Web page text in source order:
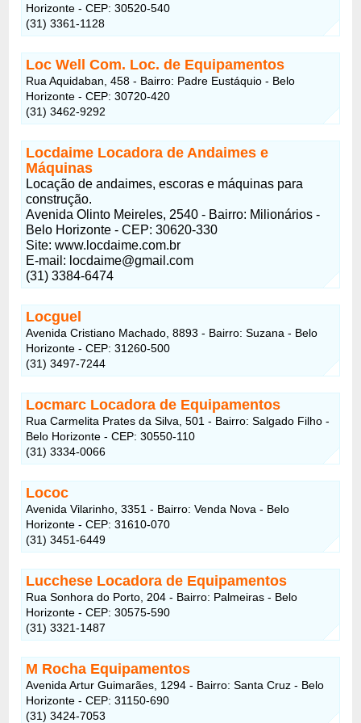
Horizonte - CEP: 30520-540
(31) 3361-1128
Loc Well Com. Loc. de Equipamentos
Rua Aquidaban, 458 - Bairro: Padre Eustáquio - Belo
Horizonte - CEP: 30720-420
(31) 3462-9292
Locdaime Locadora de Andaimes e
Máquinas
Locação de andaimes, escoras e máquinas para
construção.
Avenida Olinto Meireles, 2540 - Bairro: Milionários -
Belo Horizonte - CEP: 30620-330
Site: www.locdaime.com.br
E-mail: locdaime@gmail.com
(31) 3384-6474
Locguel
Avenida Cristiano Machado, 8893 - Bairro: Suzana - Belo
Horizonte - CEP: 31260-500
(31) 3497-7244
Locmarc Locadora de Equipamentos
Rua Carmelita Prates da Silva, 501 - Bairro: Salgado Filho -
Belo Horizonte - CEP: 30550-110
(31) 3334-0066
Lococ
Avenida Vilarinho, 3351 - Bairro: Venda Nova - Belo
Horizonte - CEP: 31610-070
(31) 3451-6449
Lucchese Locadora de Equipamentos
Rua Sonhora do Porto, 204 - Bairro: Palmeiras - Belo
Horizonte - CEP: 30575-590
(31) 3321-1487
M Rocha Equipamentos
Avenida Artur Guimarães, 1294 - Bairro: Santa Cruz - Belo
Horizonte - CEP: 31150-690
(31) 3424-7053